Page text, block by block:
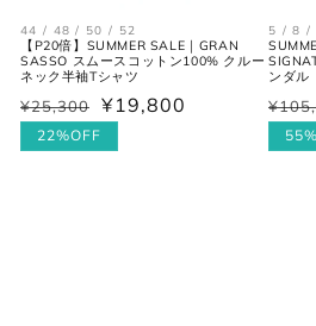
44 / 48 / 50 / 52
【P20倍】SUMMER SALE｜GRAN
SASSO スムースコットン100% クルー
ネック半袖Tシャツ
通
常
¥25,300
セ
ー
¥19,800
22%OFF
5 / 8 /
ンダル
通
常
セ
ー